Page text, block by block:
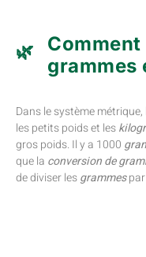
grammes
Dans le système métrique,
les petits poids et les
gros poids. Il y a 1000
que la conversion de
de diviser lesgrammespar